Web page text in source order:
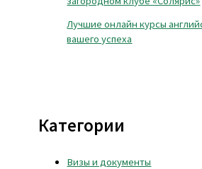
Лучшие онлайн курсы
вашего успеха
Категории
Визы и документы